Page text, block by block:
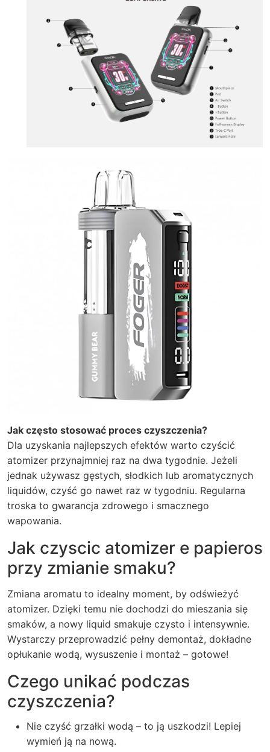
Jak często stosować proces czyszczenia?
Dla uzyskania najlepszych efektów warto czyścić
atomizer przynajmniej raz na dwa tygodnie. Jeżeli
jednak używasz gęstych, słodkich lub aromatycznych
liquidów, czyść go nawet raz w tygodniu. Regularna
troska to gwarancja zdrowego i smacznego
wapowania.
Jak czyscic atomizer e papieros
przy zmianie smaku?
Zmiana aromatu to idealny moment, by odświeżyć
atomizer. Dzięki temu nie dochodzi do mieszania się
smaków, a nowy liquid smakuje czysto i intensywnie.
Wystarczy przeprowadzić pełny demontaż, dokładne
opłukanie wodą, wysuszenie i montaż – gotowe!
Czego unikać podczas
czyszczenia?
Nie czyść grzałki wodą – to ją uszkodzi! Lepiej
wymień ją na nową.